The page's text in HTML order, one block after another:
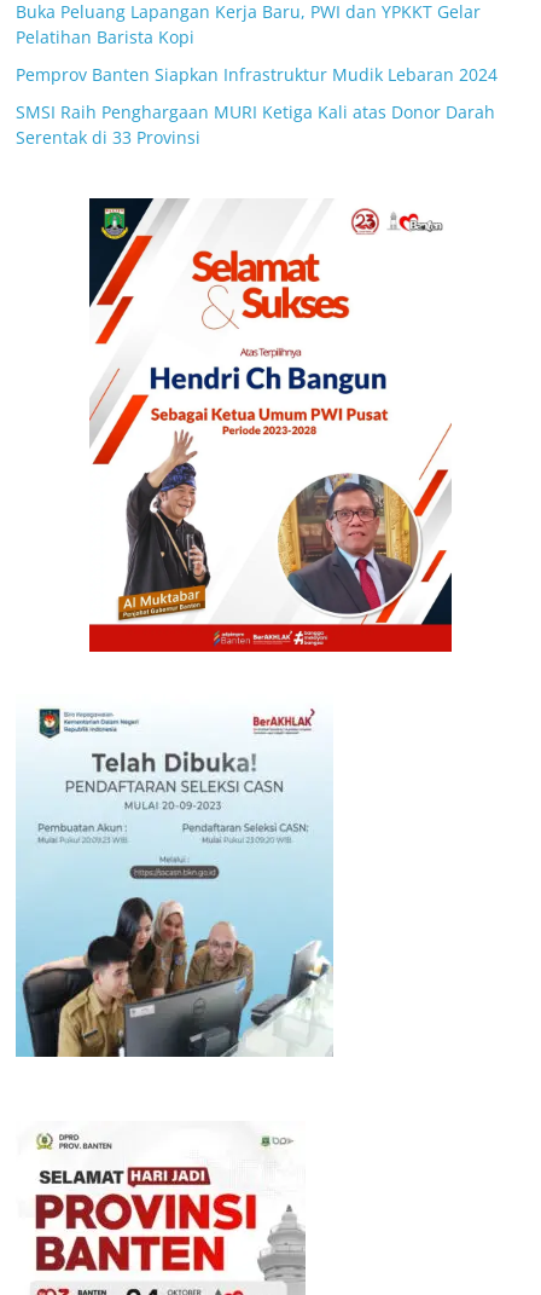
Buka Peluang Lapangan Kerja Baru, PWI dan YPKKT Gelar
Pelatihan Barista Kopi
Pemprov Banten Siapkan Infrastruktur Mudik Lebaran 2024
SMSI Raih Penghargaan MURI Ketiga Kali atas Donor Darah
Serentak di 33 Provinsi